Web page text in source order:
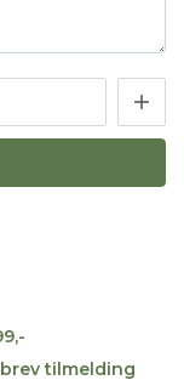
tilmelding